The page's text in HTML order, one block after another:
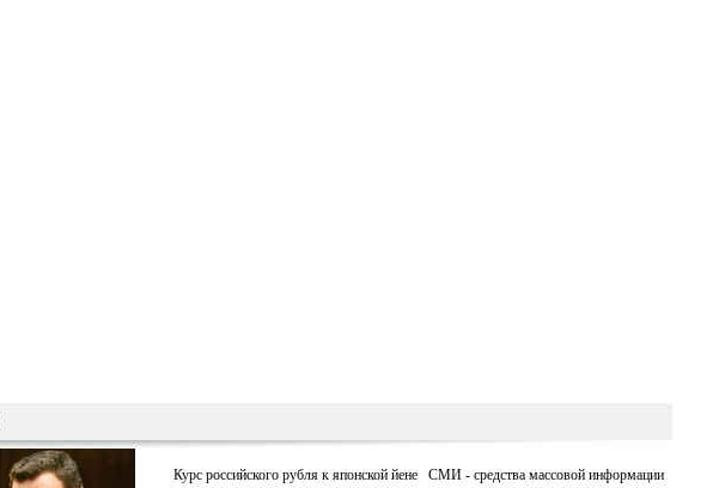
Курс российского рубля к японской йене СМИ - средства массовой информации